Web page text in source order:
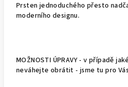
Prsten jednoduchého přesto
moderního designu.
MOŽNOSTI ÚPRAVY - v případě
neváhejte obrátit - jsme tu pro